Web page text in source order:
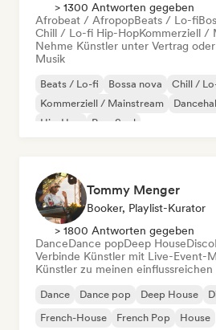
> 1300 Antworten gegeben
Afrobeat / AfropopBeats / Lo-fi
Chill / Lo-fi Hip-HopKommerziell /
Nehme Künstler unter Vertrag
Musik
Beats / Lo-fi Bossa nova
Chill /
Kommerziell / Mainstream
Hip-Hop
Pop-Soul
Tommy Menger
Booker, Playlist-Kurator
> 1800 Antworten gegeben
DanceDance popDeep HouseDisco
Verbinde Künstler mit Live-Event-
Künstler zu meinen einflussreichen
Dance Dance pop Deep House
French-House
French Pop House